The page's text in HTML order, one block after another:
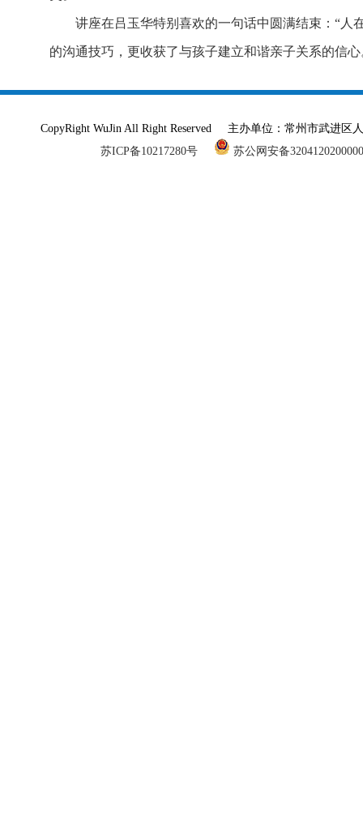
讲座在吕玉华特别喜欢的一句话中圆满结束：“人
的沟通技巧，更收获了与孩子建立和谐亲子关系的信心
CopyRight WuJin All Right Reserved 主办单位：常州市武进
苏ICP备10217280号
苏公网安备